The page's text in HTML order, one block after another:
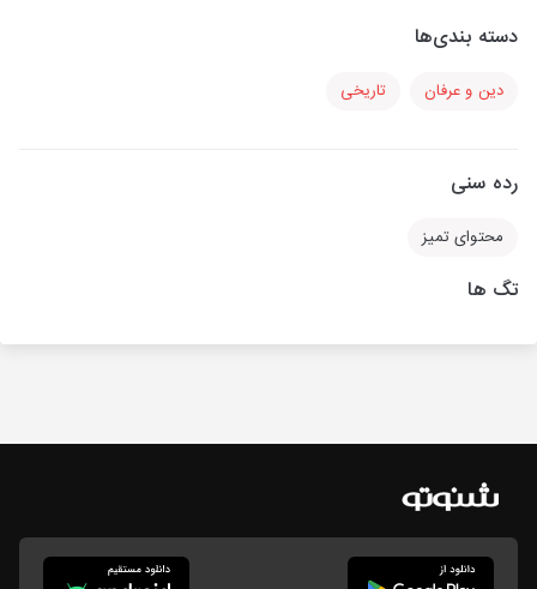
دسته بندی‌ها
دین و عرفان تاریخی
رده سنی
محتوای تمیز
تگ ها